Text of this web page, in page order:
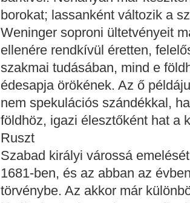
borokat; lassanként változik a
Weninger soproni ültetvényeit
ellenére rendkívül éretten,
szakmai tudásában, mind e
édesapja örökének. Az ő
nem spekulációs szándékkal,
földhöz, igazi élesztőként hat a
Ruszt
Szabad királyi várossá
1681-ben, és az abban az
törvénybe. Az akkor már